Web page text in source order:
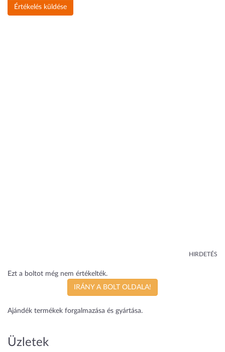
HIRDETÉS
Ezt a boltot még nem értékelték.
IRÁNY A BOLT OLDALA!
Ajándék termékek forgalmazása és gyártása.
Üzletek